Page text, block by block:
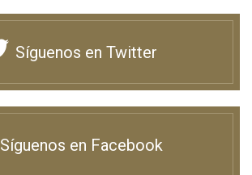
Síguenos en Twitter
Síguenos en Facebook